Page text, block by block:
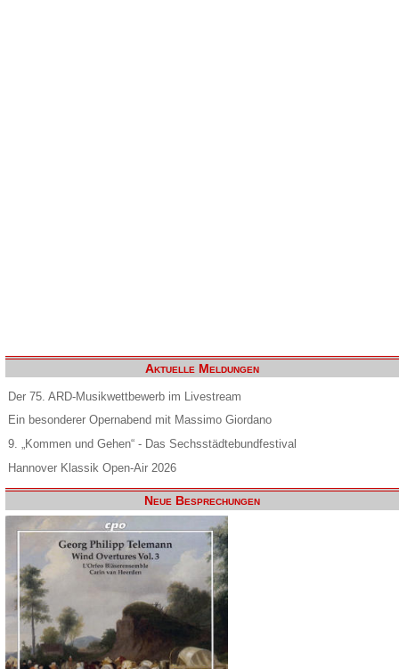
Aktuelle Meldungen
Der 75. ARD-Musikwettbewerb im Livestream
Ein besonderer Opernabend mit Massimo Giordano
9. „Kommen und Gehen“ - Das Sechsstädtebundfestival
Hannover Klassik Open-Air 2026
Neue Besprechungen